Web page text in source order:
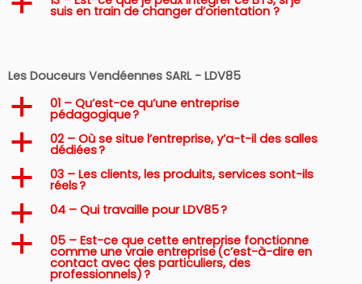
suis en train de changer d’orientation ?
Les Douceurs Vendéennes SARL - LDV85
a 01 – Qu’est-ce qu’une entreprise
pédagogique ?
a 02 – Où se situe l’entreprise, y’a-t-il des salles
dédiées ?
a 03 – Les clients, les produits, services sont-ils
réels ?
a 04 – Qui travaille pour LDV85 ?
a 05 – Est-ce que cette entreprise fonctionne
comme une vraie entreprise (c’est-à-dire en
contact avec des particuliers, des
professionnels) ?